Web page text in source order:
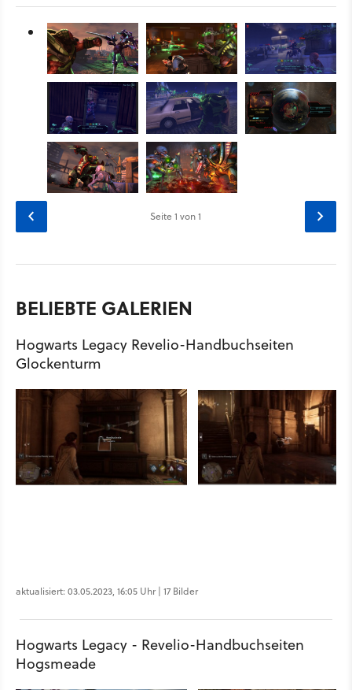
Seite1 von 1
BELIEBTE GALERIEN
Hogwarts Legacy Revelio-Handbuchseiten
Glockenturm
aktualisiert: 03.05.2023, 16:05 Uhr | 17 Bilder
Hogwarts Legacy - Revelio-Handbuchseiten
Hogsmeade